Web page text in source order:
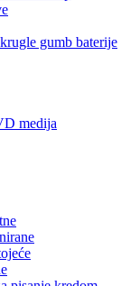
gumb baterije
medija